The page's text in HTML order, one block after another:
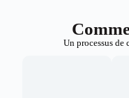
Un processus de